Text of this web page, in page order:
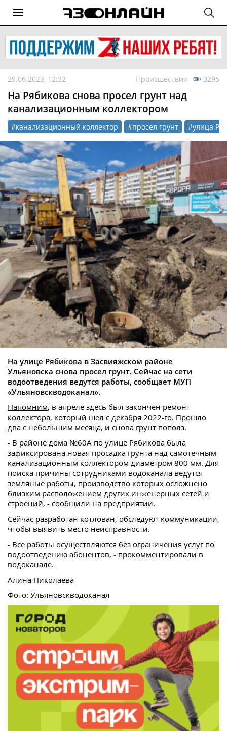
29.06.2023, 12:32 Происшествия 3295
На Рябикова снова просел грунт над
канализационным коллектором
#канализационный коллектор #просел грунт #улица
На улице Рябикова в Засвияжском районе
Ульяновска снова просел грунт. Сейчас на сети
водоотведения ведутся работы, сообщает МУП
«Ульяновскводоканал».
Напомним, в апреле здесь был закончен ремонт
коллектора, который шёл с декабря 2022-го. Прошло
два с небольшим месяца, и снова грунт пополз.
- В районе дома №60А по улице Рябикова была
зафиксирована новая просадка грунта над самотечным
канализационным коллектором диаметром 800 мм. Для
поиска причины сотрудниками водоканала ведутся
земляные работы, производство которых осложнено
близким расположением других инженерных сетей и
строений, - сообщили на предприятии.
Сейчас разработан котлован, обследуют коммуникации,
чтобы выявить место неисправности.
- Все работы осуществляются без ограничения услуг по
водоотведению абонентов, - прокомментировали в
водоканале.
Алина Николаева
Фото: Ульяновскводоканал